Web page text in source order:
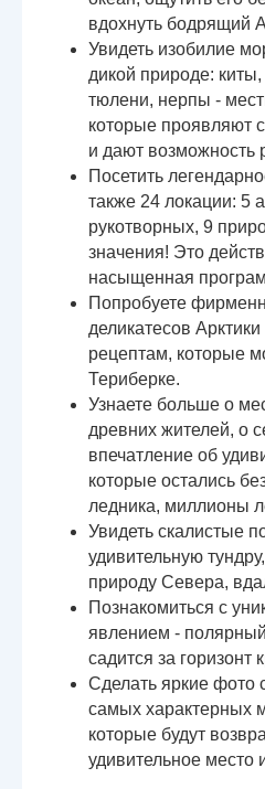
вдохнуть бодрящий
Увидеть изобилие
дикой природе:
тюлени, нерпы -
которые проявляют
и дают возможность
Посетить
также 24 локации: 5
рукотворных, 9
значения! Это
насыщенная
Попробуете
деликатесов
рецептам, которые
Териберке.
Узнаете больше о
древних жителей, о
впечатление об
которые остались
ледника, миллионы
Увидеть скалистые
удивительную
природу Севера,
Познакомиться с
явлением -
садится за горизонт
Сделать яркие фото
самых характерных
которые будут
удивительное место